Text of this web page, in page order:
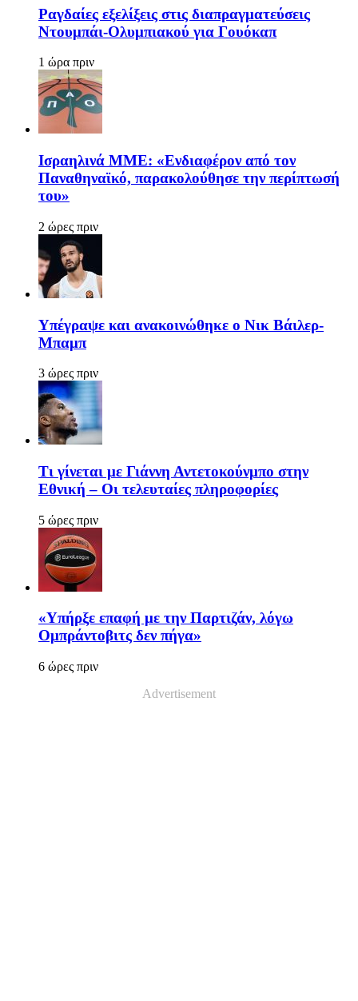
Ραγδαίες εξελίξεις στις διαπραγματεύσεις
Ντουμπάι-Ολυμπιακού για Γουόκαπ
1 ώρα πριν
Ισραηλινά ΜΜΕ: «Ενδιαφέρον από τον
Παναθηναϊκό, παρακολούθησε την περίπτωσή
του»
2 ώρες πριν
Υπέγραψε και ανακοινώθηκε ο Νικ Βάιλερ-
Μπαμπ
3 ώρες πριν
Τι γίνεται με Γιάννη Αντετοκούνμπο στην
Εθνική – Οι τελευταίες πληροφορίες
5 ώρες πριν
«Υπήρξε επαφή με την Παρτιζάν, λόγω
Ομπράντοβιτς δεν πήγα»
6 ώρες πριν
Advertisement